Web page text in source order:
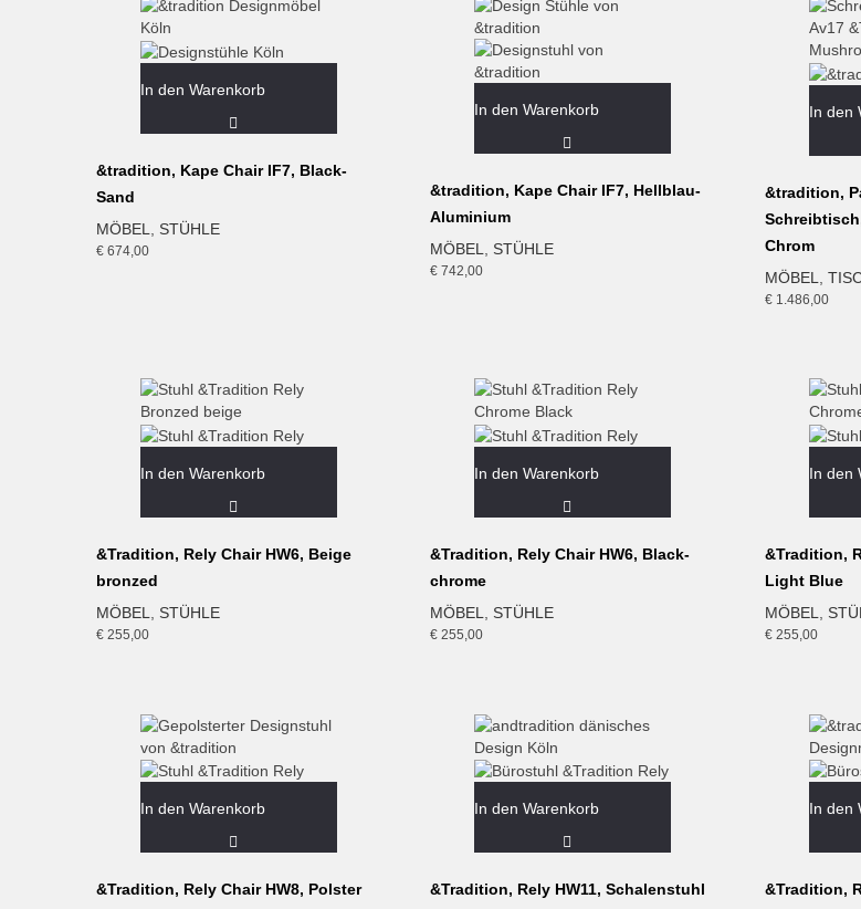
In den Warenkorb
&tradition, Kape Chair IF7, Black-
Sand
MÖBEL
STÜHLE
€ 674,00
In den Warenkorb
&tradition, Kape Chair IF7, Hellblau-
Aluminium
MÖBEL, STÜHLE
€ 742,00
In den
&tradition,
Chrom
MÖBEL
€1.486,00
In den Warenkorb
&Tradition, Rely Chair HW6, Beige
bronzed
MÖBEL
STÜHLE
€ 255,00
In den Warenkorb
&Tradition, Rely Chair HW6, Black-
chrome
MÖBEL
STÜHLE
€ 255,00
In den
&Tradition,
Light Blue
MÖBEL
€255,00
In den Warenkorb
&Tradition, Rely Chair HW8, Polster
In den Warenkorb
&Tradition, Rely HW11, Schalenstuhl
In den
&Tradition,